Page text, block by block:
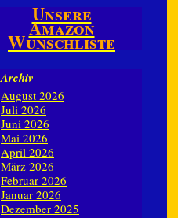
Unsere
Amazon
Wunschliste
Archiv
August 2026
Juli 2026
Juni 2026
Mai 2026
April 2026
März 2026
Februar 2026
Januar 2026
Dezember 2025